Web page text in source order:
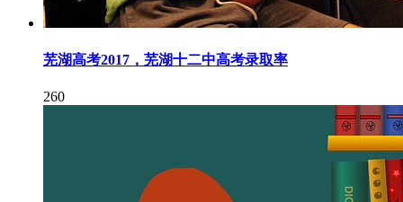
芜湖高考2017，芜湖十二中高考录取率
260